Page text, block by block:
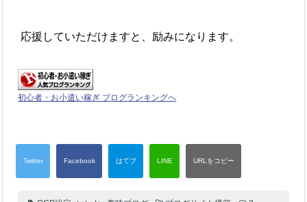
応援していただけますと、励みになります。
初心者・お小遣い稼ぎ ブログランキングへ